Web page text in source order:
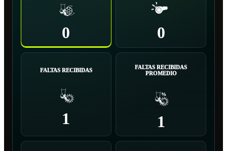
0 0
FALTAS RECIBIDAS
1
FALTAS RECIBIDAS
PROMEDIO
1